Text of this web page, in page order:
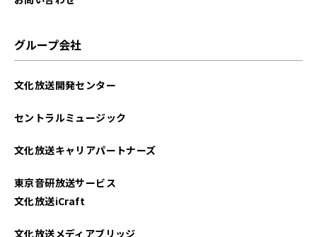
2025年06月
2025年01月
グループ会社
文化放送開発センター
セントラルミュージック
文化放送キャリアパートナーズ
東京音研放送サービス
文化放送iCraft
文化放送メディアブリッジ